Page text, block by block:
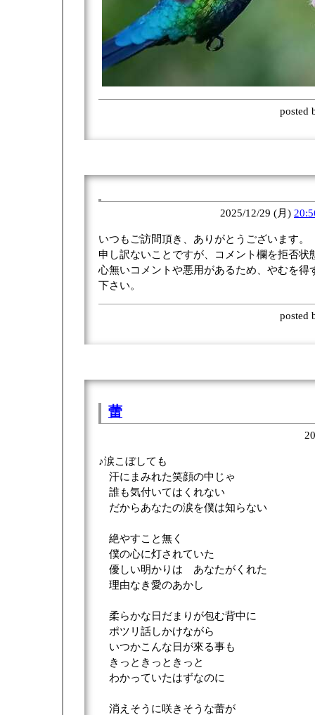
posted
2025/12/29 (月)
いつもご訪問頂き、ありがとうございます。
申し訳ないことですが、コメント欄を拒否状
心無いコメントや悪用があるため、やむを得
下さい。
posted
蕾
♪涙こぼしても
汗にまみれた笑顔の中じゃ
誰も気付いてはくれない
だからあなたの涙を僕は知らない
絶やすこと無く
僕の心に灯されていた
優しい明かりは あなたがくれた
理由なき愛のあかし
柔らかな日だまりが包む背中に
ポツリ話しかけながら
いつかこんな日が來る事も
きっときっときっと
わかっていたはずなのに
消えそうに咲きそうな蕾が